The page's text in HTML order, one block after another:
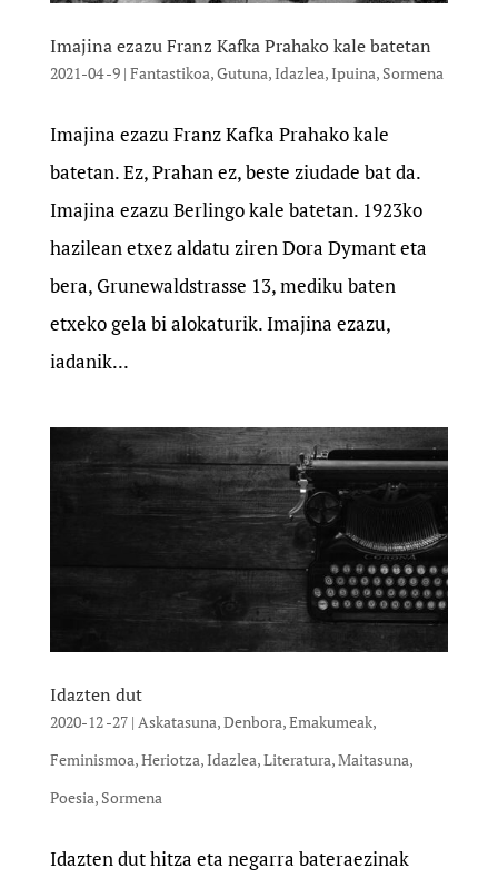
Imajina ezazu Franz Kafka Prahako kale batetan
2021-04 -9| Fantastikoa,Gutuna,Idazlea,Ipuina, Sormena
Imajina ezazu Franz Kafka Prahako kale
batetan. Ez, Prahan ez, beste ziudade bat da.
Imajina ezazu Berlingo kale batetan. 1923ko
hazilean etxez aldatu ziren Dora Dymant eta
bera, Grunewaldstrasse 13, mediku baten
etxeko gela bi alokaturik. Imajina ezazu,
iadanik...
Idazten dut
2020-12 -27| Askatasuna,Denbora,Emakumeak,
Feminismoa,Heriotza,Idazlea,Literatura,Maitasuna,
Poesia, Sormena
Idazten dut hitza eta negarra bateraezinak